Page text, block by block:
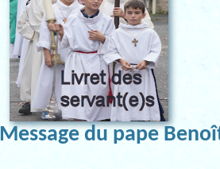
Message du pape